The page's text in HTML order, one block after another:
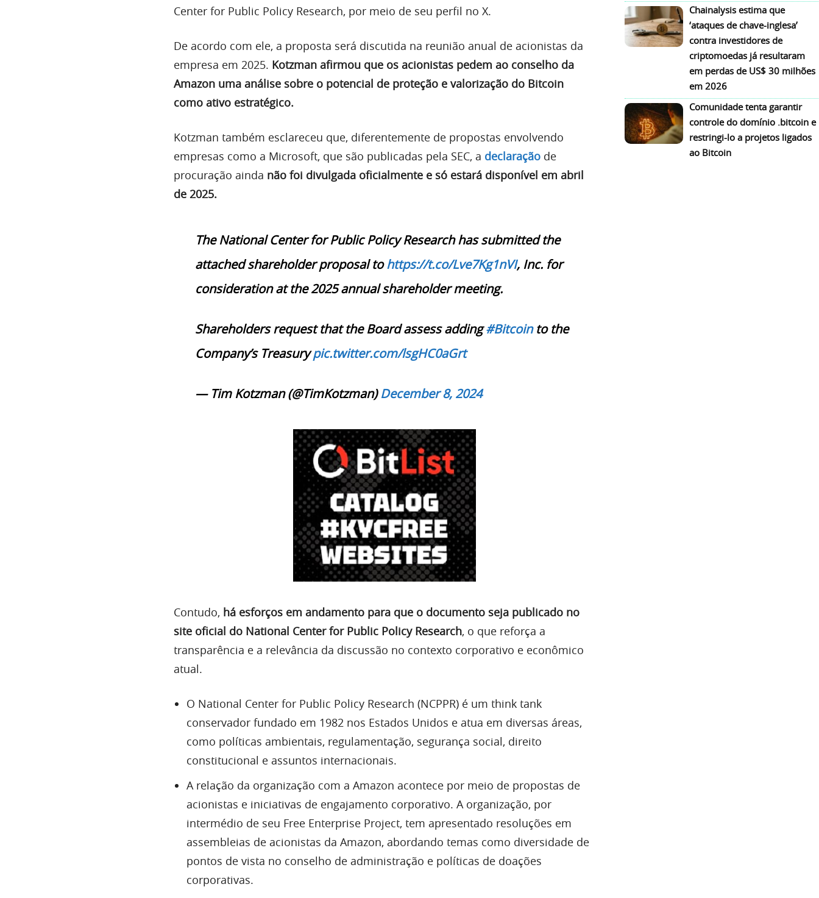
Center for Public Policy Research, por meio de seu perfil no X.
De acordo com ele, a proposta será discutida na reunião anual de acionistas da
empresa em 2025. Kotzman afirmou que os acionistas pedem ao conselho da
Amazon uma análise sobre o potencial de proteção e valorização do Bitcoin
como ativo estratégico.
Kotzman também esclareceu que, diferentemente de propostas envolvendo
empresas como a Microsoft, que são publicadas pela SEC, a declaração de
procuração ainda não foi divulgada oficialmente e só estará disponível em abril
de 2025.
The National Center for Public Policy Research has submitted the
attached shareholder proposal tohttps://t.co/Lve7Kg1nVI, Inc. for
consideration at the 2025 annual shareholder meeting.
Shareholders request that the Board assess adding#Bitcointo the
Company’s Treasurypic.twitter.com/lsgHC0aGrt
— Tim Kotzman (@TimKotzman)December 8, 2024
Contudo, há esforços em andamento para que o documento seja publicado no
site oficial do National Center for Public Policy Research, o que reforça a
transparência e a relevância da discussão no contexto corporativo e econômico
atual.
O National Center for Public Policy Research (NCPPR) é um think tank
conservador fundado em 1982 nos Estados Unidos e atua em diversas áreas,
como políticas ambientais, regulamentação, segurança social, direito
constitucional e assuntos internacionais.
A relação da organização com a Amazon acontece por meio de propostas de
acionistas e iniciativas de engajamento corporativo. A organização, por
intermédio de seu Free Enterprise Project, tem apresentado resoluções em
assembleias de acionistas da Amazon, abordando temas como diversidade de
pontos de vista no conselho de administração e políticas de doações
corporativas.
Chainalysis estima que
‘ataques de chave-inglesa’
contra investidores de
criptomoedas já resultaram
em perdas de US$ 30 milhões
em 2026
Comunidade tenta garantir
controle do domínio .bitcoin e
restringi-lo a projetos ligados
ao Bitcoin